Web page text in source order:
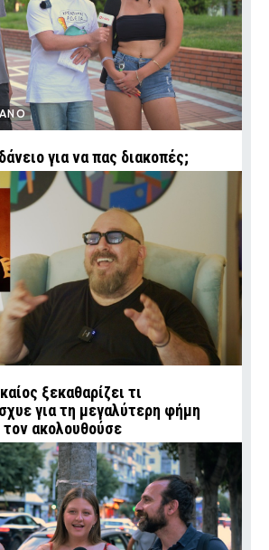
για να πας διακοπές;
ξεκαθαρίζει τι
για τη μεγαλύτερη φήμη
ακολουθούσε